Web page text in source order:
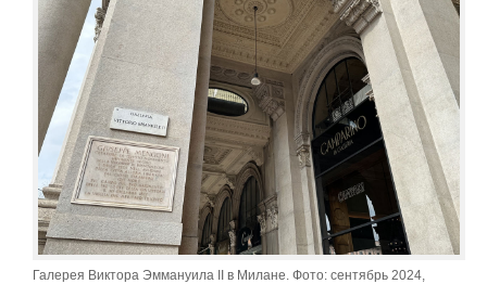
Галерея Виктора Эммануила II в Милане. Фото: сентябрь 2024,